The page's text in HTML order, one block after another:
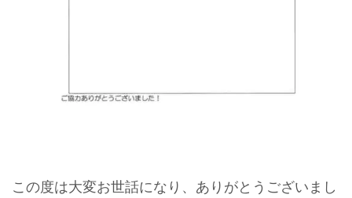
この度は大変お世話になり、ありがとうございまし